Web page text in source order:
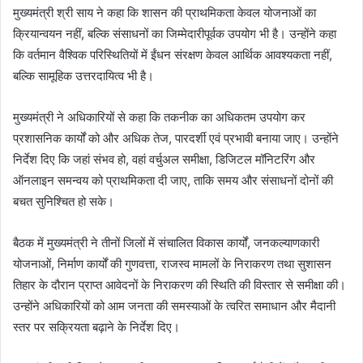
मुख्यमंत्री श्री साय ने कहा कि शासन की प्राथमिकता केवल योजनाओं का
क्रियान्वयन नहीं, बल्कि संसाधनों का जिम्मेदारीपूर्वक उपयोग भी है। उन्होंने कहा
कि वर्तमान वैश्विक परिस्थितियों में ईंधन संरक्षण केवल आर्थिक आवश्यकता नहीं,
बल्कि सामूहिक उत्तरदायित्व भी है।
मुख्यमंत्री ने अधिकारियों से कहा कि तकनीक का अधिकतम उपयोग कर
प्रशासनिक कार्यों को और अधिक तेज, पारदर्शी एवं प्रभावी बनाया जाए। उन्होंने
निर्देश दिए कि जहां संभव हो, वहां वर्चुअल समीक्षा, डिजिटल मॉनिटरिंग और
ऑनलाइन समन्वय को प्राथमिकता दी जाए, ताकि समय और संसाधनों दोनों की
बचत सुनिश्चित हो सके।
बैठक में मुख्यमंत्री ने तीनों जिलों में संचालित विकास कार्यों, जनकल्याणकारी
योजनाओं, निर्माण कार्यों की गुणवत्ता, राजस्व मामलों के निराकरण तथा सुशासन
तिहार के दौरान प्राप्त आवेदनों के निराकरण की स्थिति की विस्तार से समीक्षा की।
उन्होंने अधिकारियों को आम जनता की समस्याओं के त्वरित समाधान और मैदानी
स्तर पर सक्रियता बढ़ाने के निर्देश दिए।